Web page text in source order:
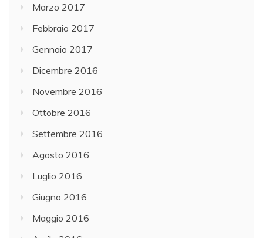
Marzo 2017
Febbraio 2017
Gennaio 2017
Dicembre 2016
Novembre 2016
Ottobre 2016
Settembre 2016
Agosto 2016
Luglio 2016
Giugno 2016
Maggio 2016